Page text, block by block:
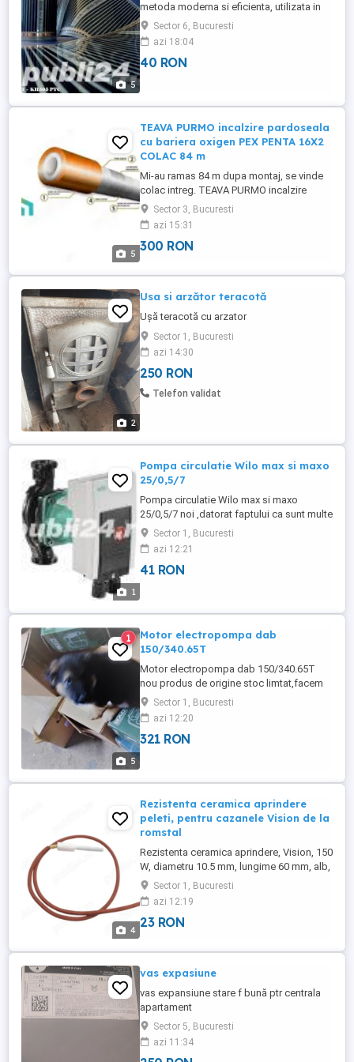
5
metoda moderna si eficienta, utilizata in
cazul pardoselilor uscate, parchet, lemn
masiv. Filmul folosit este marca AHT, cu
putere specifica intre 150w si 220W mp.
Coeficientul de acoperire al pardoselii sau
Sector 6, Bucuresti
azi 18:04
40 RON
5
TEAVA PURMO incalzire pardoseala
cu bariera oxigen PEX PENTA 16X2
COLAC 84 m
Mi-au ramas 84 m dupa montaj, se vinde
colac intreg. TEAVA PURMO incalzire
pardoseala cu bariera oxigen PEX PENTA
16X2 COLAC 84 m Specificatii: Aceasta
are 5 straturi simultan extrudate si este
prima conducta care are o bariera de
pozitionata central. Astfel se obtine ...
Sector 3, Bucuresti
azi 15:31
300 RON
2
Usa si arzător teracotă
Ușă teracotă cu arzator
Sector 1, Bucuresti
azi 14:30
250 RON
Telefon validat
1
Pompa circulatie Wilo max si maxo
25/0,5/7
Pompa circulatie Wilo max si maxo
25/0,5/7 noi ,datorat faptului ca sunt multe
produse pretul este informativ
Sector 1, Bucuresti
azi 12:21
41 RON
5
1
Motor electropompa dab
150/340.65T
Motor electropompa dab 150/340.65T
nou produs de origine stoc limtat,facem
reparatii la pompele de circulatie DAB-BPH
pestoc mai avem citeva repere de pompe
noi de la grundfos din categoria Magna
1si Magna 3datorat faptului ca sunt multe
Sector 1, Bucuresti
azi 12:20
321 RON
4
Rezistenta ceramica aprindere
peleti, pentru cazanele Vision de la
romstal
Rezistenta ceramica aprindere, Vision, 150
W, diametru 10.5 mm, lungime 60 mm, alb,
pentru cazan peleti Vision ECO Mini, Caria
23, 40, 60 KW la noi gasiti si pompe DAB
,Wilo ,Grundfos pentru cazanele pe peleti
sau pentru cazanele pe combustibil solid
peleti, pentru ...
Sector 1, Bucuresti
azi 12:19
23 RON
vas expasiune
vas expansiune stare f bună ptr centrala
apartament
Sector 5, Bucuresti
azi 11:34